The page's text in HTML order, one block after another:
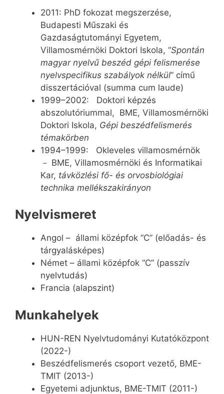
2011: PhD fokozat megszerzése,
Budapesti Műszaki és
Gazdaságtutományi Egyetem,
Villamosmérnöki Doktori Iskola, “Spontán
magyar nyelvű beszéd gépi felismerése
nyelvspecifikus szabályok nélkül” című
disszertációval (summa cum laude)
1999–2002: Doktori képzés
abszolutóriummal, BME, Villamosmérnöki
Doktori Iskola, Gépi beszédfelismerés
témakörben
1994–1999: Okleveles villamosmérnök
－ BME, Villamosmérnöki és Informatikai
Kar, távközlési fő- és orvosbiológiai
technika mellékszakirányon
Nyelvismeret
Angol – állami középfok “C” (előadás- és
tárgyalásképes)
Német – állami középfok “C” (passzív
nyelvtudás)
Francia (alapszint)
Munkahelyek
HUN-REN Nyelvtudományi Kutatóközpont
(2022-)
Beszédfelismerés csoport vezető, BME-
TMIT (2013-)
Egyetemi adjunktus, BME-TMIT (2011-)